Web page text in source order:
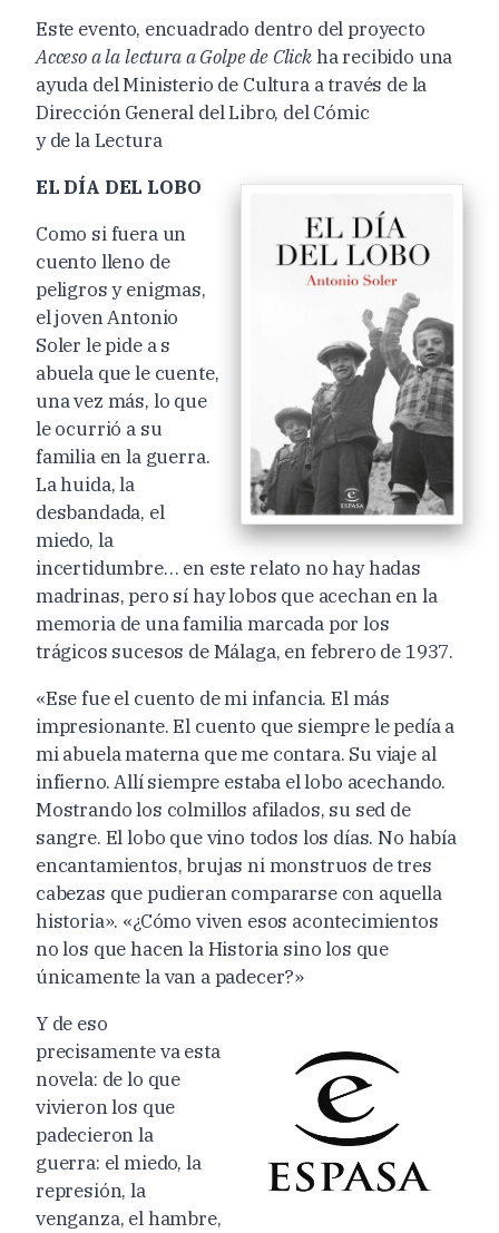
Este evento, encuadrado dentro del proyecto
Acceso a la lectura a Golpe de Clickha recibido una
ayuda del Ministerio de Cultura a través de la
Dirección General del Libro, del Cómic
y de la Lectura
EL DÍA DEL LOBO
Como si fuera un
cuento lleno de
peligros y enigmas,
el joven Antonio
Soler le pide a s
abuela que le cuente,
una vez más, lo que
le ocurrió a su
familia en la guerra.
La huida, la
desbandada, el
miedo, la
incertidumbre… en este relato no hay hadas
madrinas, pero sí hay lobos que acechan en la
memoria de una familia marcada por los
trágicos sucesos de Málaga, en febrero de 1937.
«Ese fue el cuento de mi infancia. El más
impresionante. El cuento que siempre le pedía a
mi abuela materna que me contara. Su viaje al
infierno. Allí siempre estaba el lobo acechando.
Mostrando los colmillos afilados, su sed de
sangre. El lobo que vino todos los días. No había
encantamientos, brujas ni monstruos de tres
cabezas que pudieran compararse con aquella
historia». «¿Cómo viven esos acontecimientos
no los que hacen la Historia sino los que
únicamente la van a padecer?»
Y de eso
precisamente va esta
novela: de lo que
vivieron los que
padecieron la
guerra: el miedo, la
represión, la
venganza, el hambre,